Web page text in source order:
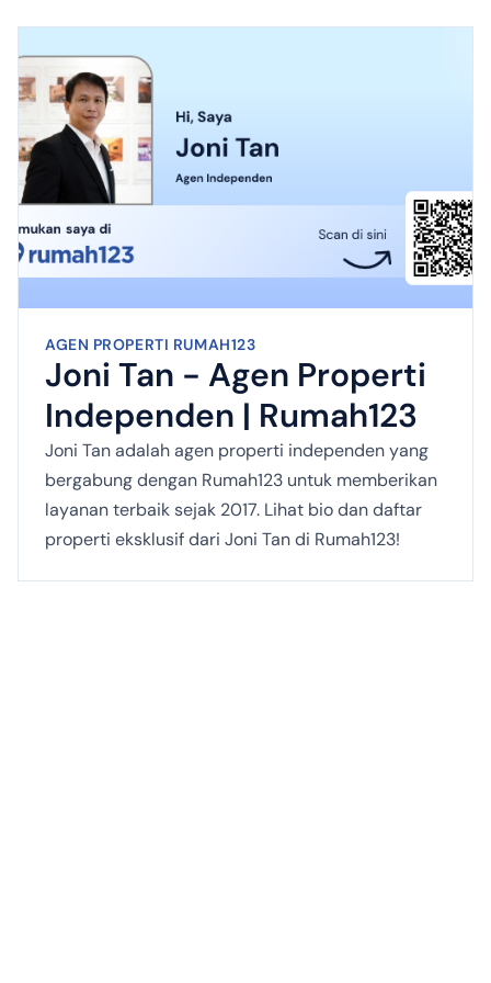
AGEN PROPERTI RUMAH123
Joni Tan - Agen Properti
Independen | Rumah123
Joni Tan adalah agen properti independen yang
bergabung dengan Rumah123 untuk memberikan
layanan terbaik sejak 2017. Lihat bio dan daftar
properti eksklusif dari Joni Tan di Rumah123!